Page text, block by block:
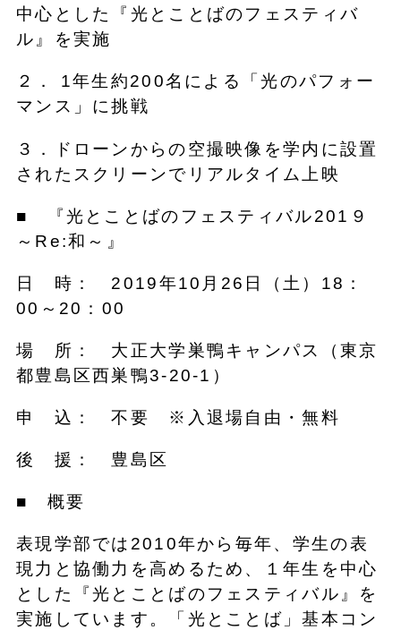
中心とした『光とことばのフェスティバ
ル』を実施
２． 1年生約200名による「光のパフォー
マンス」に挑戦
３．ドローンからの空撮映像を学内に設置
されたスクリーンでリアルタイム上映
■ 『光とことばのフェスティバル201９
～Re:和～』
日 時： 2019年10月26日（土）18：
00～20：00
場 所： 大正大学巣鴨キャンパス（東京
都豊島区西巣鴨3-20-1）
申 込： 不要 ※入退場自由・無料
後 援： 豊島区
■ 概要
表現学部では2010年から毎年、学生の表
現力と協働力を高めるため、１年生を中心
とした『光とことばのフェスティバル』を
実施しています。「光とことば」基本コン